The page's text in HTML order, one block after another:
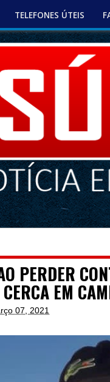
TELEFONES ÚTEIS
PERDER
EM
07, 2021